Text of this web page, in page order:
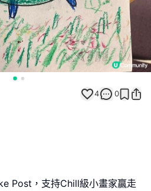
4 0
Post，支持Chill級小畫家贏走